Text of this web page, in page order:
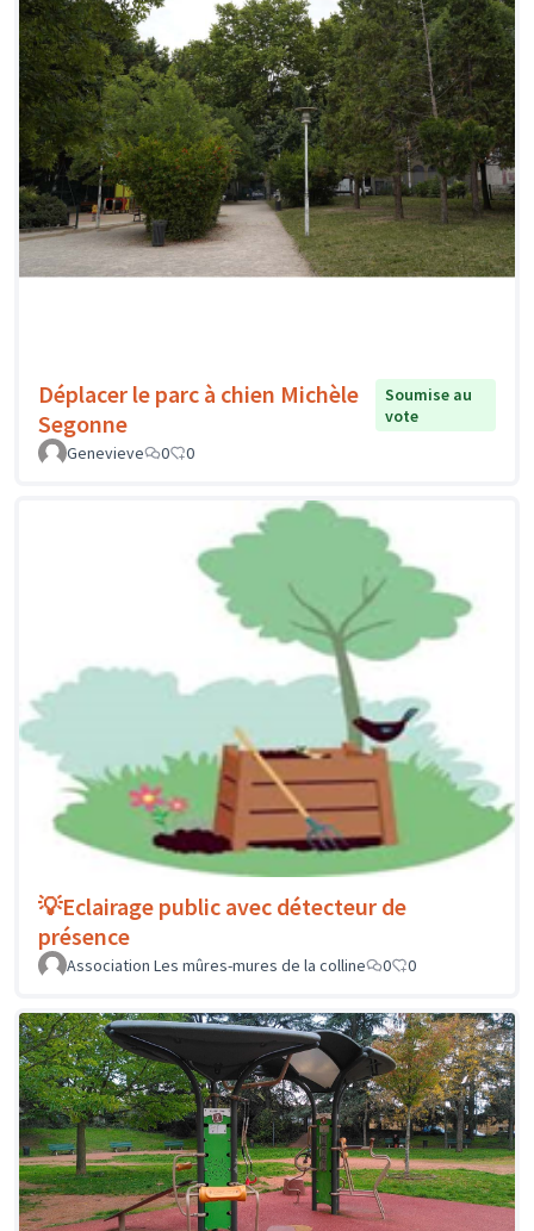
Déplacer le parc à chien Michèle
Segonne
Soumise au
vote
Genevieve
0 0
💡Eclairage public avec détecteur de
présence
Association Les mûres-mures de la colline 0 0